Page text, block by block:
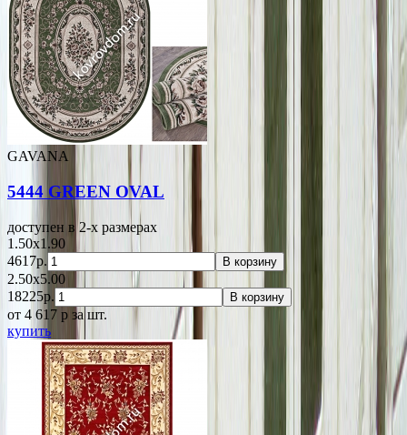
GAVANA
5444 GREEN OVAL
доступен в 2-x размерах
1.50x1.90
4617р.
В корзину
2.50x5.00
18225р.
В корзину
от 4 617 p за шт.
купить